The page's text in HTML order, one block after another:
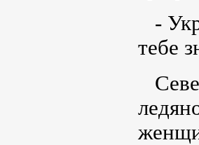
-
тебе